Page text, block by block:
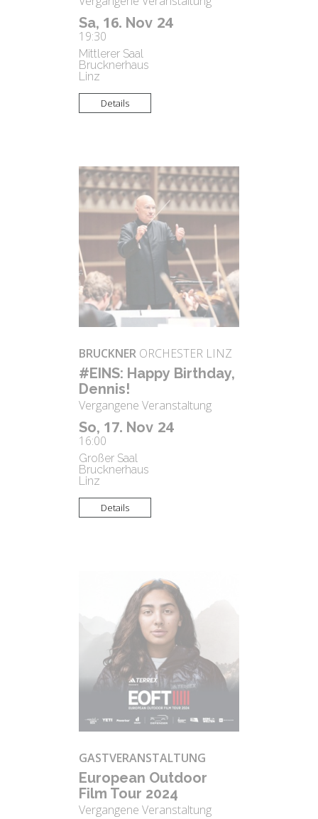
Sa, 16. Nov 24
19:30
Mittlerer Saal
Brucknerhaus
Linz
Details
So, 17. Nov 24
16:00
Großer Saal
Brucknerhaus
Linz
BRUCKNER ORCHESTER LINZ
#EINS: Happy Bir­th­day,
Den­nis!
Vergangene Veranstaltung
Details
GASTVERANSTALTUNG
Eu­rope­an Out­door
Film Tour 2024
Vergangene Veranstaltung